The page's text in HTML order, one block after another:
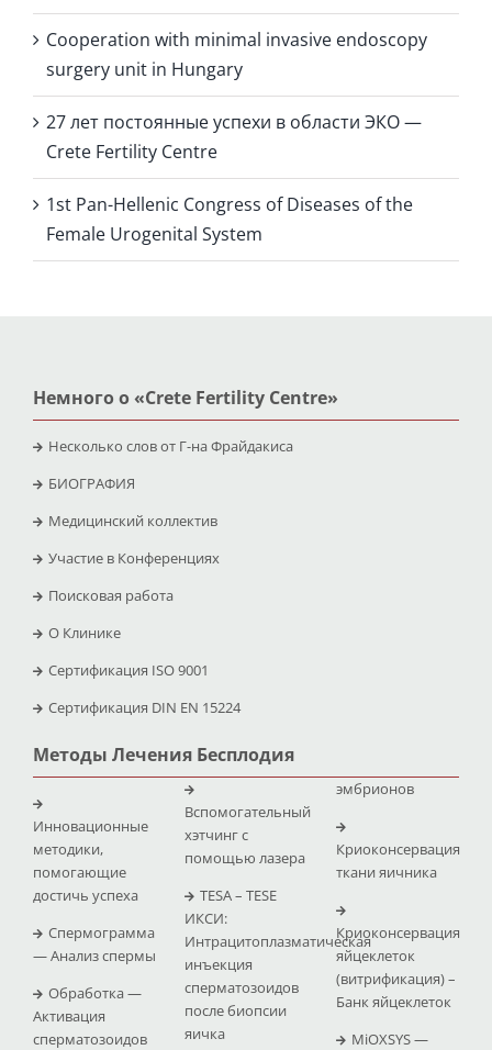
Cooperation with minimal invasive endoscopy
surgery unit in Hungary
27 лет постоянные успехи в области ЭКО —
Crete Fertility Centre
1st Pan-Hellenic Congress of Diseases of the
Female Urogenital System
Немного о «Crete Fertility Centre»
Несколько слов от Г-на Фрайдакиса
БИОГРАФИЯ
Медицинский коллектив
Участие в Конференциях
Поисковая работа
O Клинике
Сертификация ISO 9001
Сертификация DIN EN 15224
Методы Лечения Бесплодия
Инновационные
методики,
помогающие
достичь успеха
Спермограмма
— Анализ спермы
Обработка —
Активация
сперматозоидов
Вспомогательный
хэтчинг с
помощью лазера
TESA – TESE
ИКСИ:
Интрацитоплазматическая
инъекция
сперматозоидов
после биопсии
яичка
эмбрионов
Криоконсервация
ткани яичника
Криоконсервация
яйцеклеток
(витрификация) –
Банк яйцеклеток
MiOXSYS —